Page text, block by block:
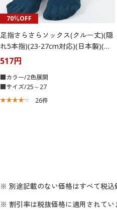
70％OFF
足指さらさらソックス(クルー丈)(隠
れ5本指)(23-27cm対応)(日本製)(ム
レ軽減)
517円
■カラー/2色展開
■サイズ/25～27
26件
※ 別途記載のない価格はすべて税込
※ 割引率は税抜価格に適用されてい